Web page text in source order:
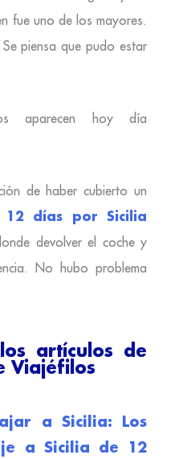
fue uno de los mayores.
piensa que pudo estar
aparecen hoy día
de haber cubierto un
días por Sicilia
devolver el coche y
No hubo problema
artículos de
Viajéfilos
a Sicilia: Los
a Sicilia de 12